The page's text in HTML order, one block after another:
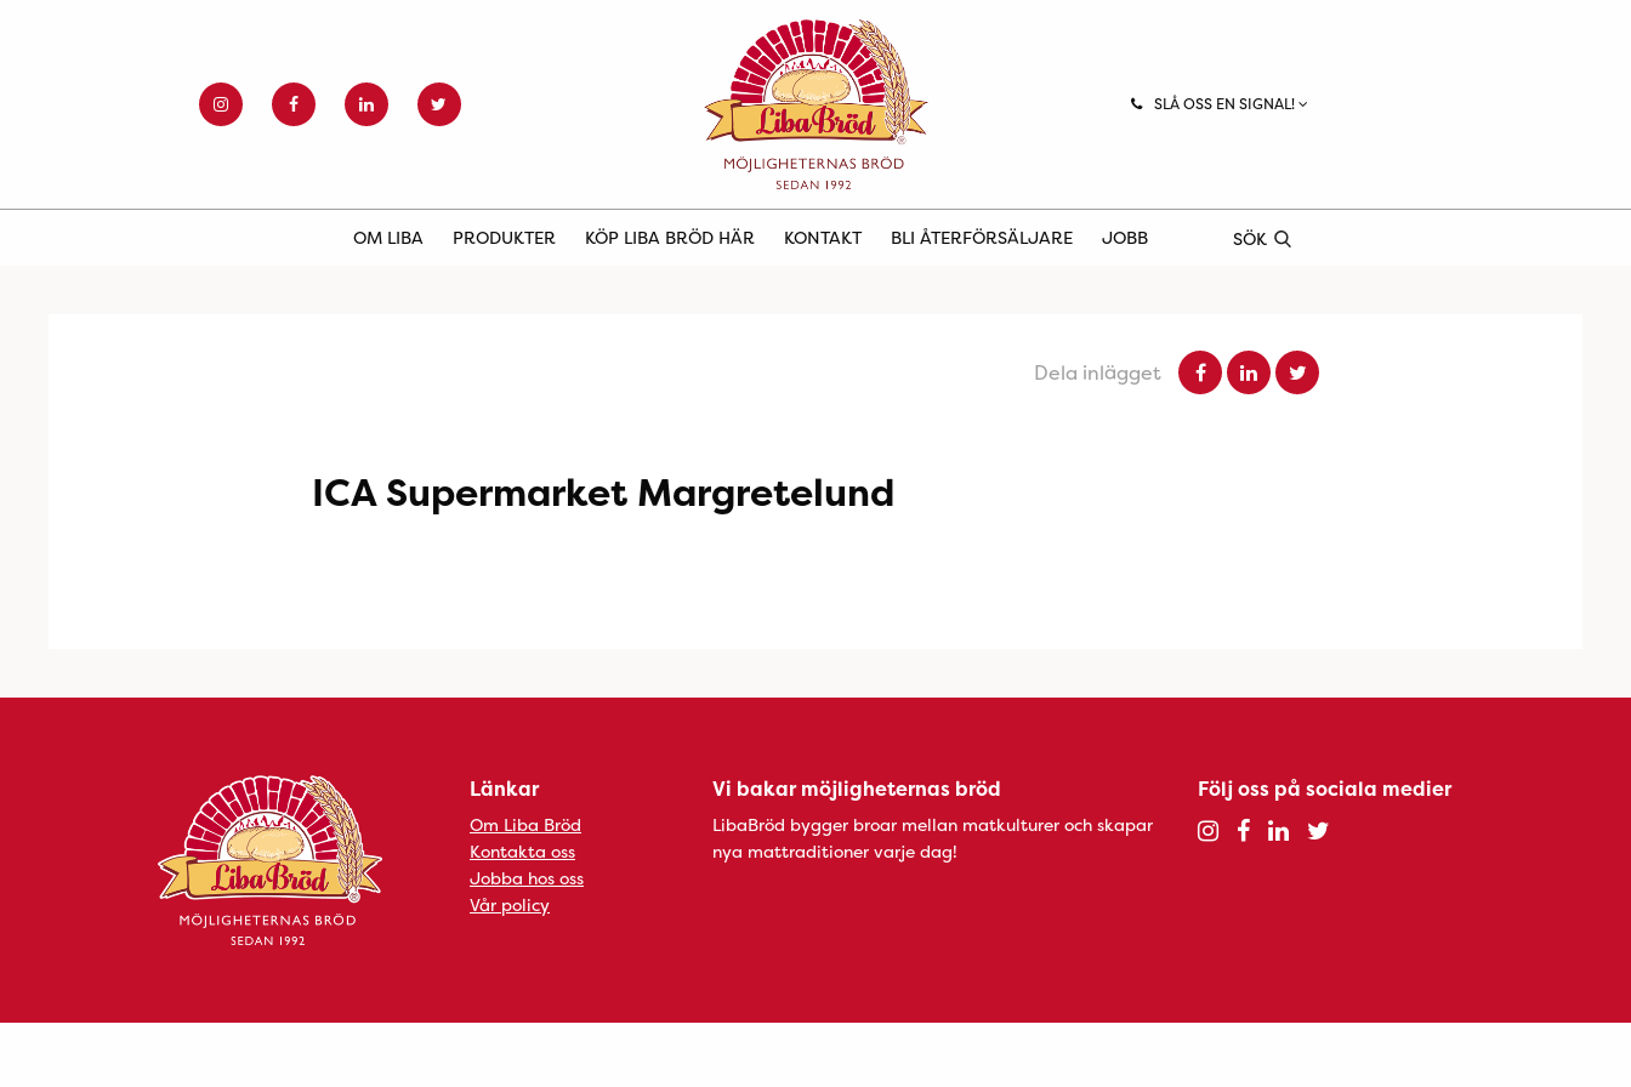
SLÅ OSS EN SIGNAL!
OM LIBA PRODUKTER KÖP LIBA BRÖD HÄR KONTAKT BLI ÅTERFÖRSÄLJARE JOBB SÖK
Dela inlägget
ICA Supermarket Margretelund
Länkar
Om Liba Bröd
Kontakta oss
Jobba hos oss
Vår policy
Vi bakar möjligheternas bröd
LibaBröd bygger broar mellan matkulturer och skapar
nya mattraditioner varje dag!
Följ oss på sociala medier